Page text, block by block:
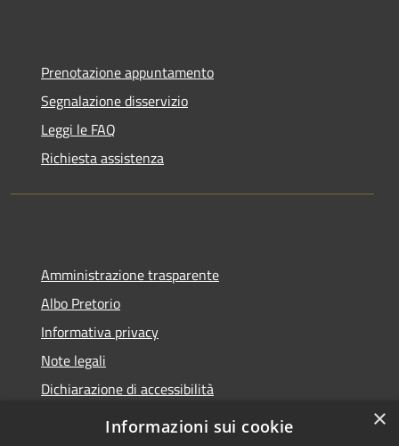
Prenotazione appuntamento
Segnalazione disservizio
Leggi le FAQ
Richiesta assistenza
Amministrazione trasparente
Albo Pretorio
Informativa privacy
Note legali
Dichiarazione di accessibilità
×
Informazioni sui cookie